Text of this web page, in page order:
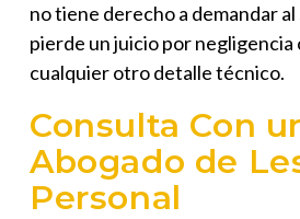
no tiene derecho a demandar
pierde un juicio por negligencia
cualquier otro detalle técnico.
Consulta Con
Abogado de
Personal